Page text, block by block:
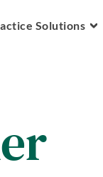
Solutions